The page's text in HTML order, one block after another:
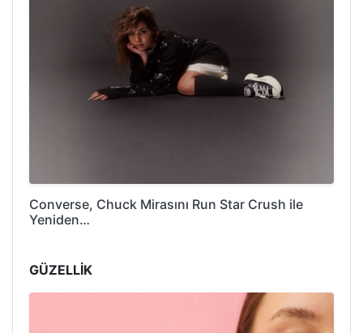
Converse, Chuck Mirasını Run Star Crush ile
Yeniden…
GÜZELLİK